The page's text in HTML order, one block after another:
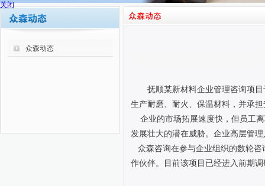
众森动态
抚顺某新材料企业管理咨询项
生产耐磨、耐火、保温材料，并承
企业的市场拓展速度快，但员工
发展壮大的潜在威胁。企业高层管
众森咨询在参与企业组织的数轮咨
作伙伴。目前该项目已经进入前期
关闭